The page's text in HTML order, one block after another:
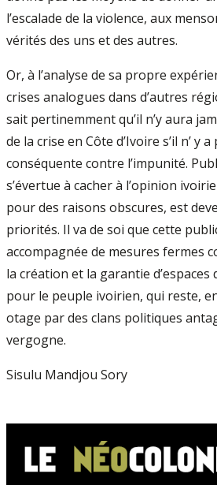
l’escalade de la violence, aux
vérités des uns et des autres.
Or, à l’analyse de sa propre
crises analogues dans d’autres
sait pertinemment qu’il n’y aura
de la crise en Côte d’Ivoire s’il n’ y
conséquente contre l’impunité.
s’évertue à cacher à l’opinion
pour des raisons obscures, est
priorités. Il va de soi que cette
accompagnée de mesures fermes
la création et la garantie
pour le peuple ivoirien, qui reste,
otage par des clans politiques
vergogne.
Sisulu Mandjou Sory